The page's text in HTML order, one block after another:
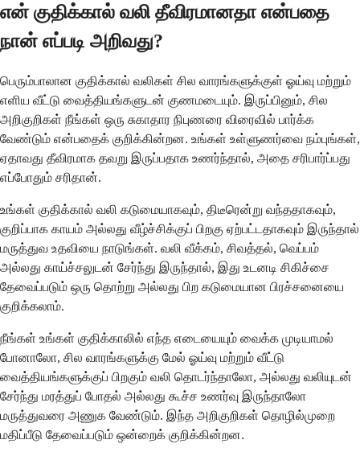
என் குதிக்கால் வலி தீவிரமானதா என்பதை
நான் எப்படி அறிவது?
பெரும்பாலான குதிக்கால் வலிகள் சில வாரங்களுக்குள் ஓய்வு மற்றும்
எளிய வீட்டு வைத்தியங்களுடன் குணமடையும். இருப்பினும், சில
அறிகுறிகள் நீங்கள் ஒரு சுகாதார நிபுணரை விரைவில் பார்க்க
வேண்டும் என்பதைக் குறிக்கின்றன. உங்கள் உள்ளுணர்வை நம்புங்கள்,
ஏதாவது தீவிரமாக தவறு இருப்பதாக உணர்ந்தால், அதை சரிபார்ப்பது
எப்போதும் சரிதான்.
உங்கள் குதிக்கால் வலி கடுமையாகவும், திடீரென்று வந்ததாகவும்,
குறிப்பாக காயம் அல்லது வீழ்ச்சிக்குப் பிறகு ஏற்பட்டதாகவும் இருந்தால்
மருத்துவ உதவியை நாடுங்கள். வலி ​​வீக்கம், சிவத்தல், வெப்பம்
அல்லது காய்ச்சலுடன் சேர்ந்து இருந்தால், இது உடனடி சிகிச்சை
தேவைப்படும் ஒரு தொற்று அல்லது பிற கடுமையான பிரச்சனையை
குறிக்கலாம்.
நீங்கள் உங்கள் குதிக்காலில் எந்த எடையையும் வைக்க முடியாமல்
போனாலோ, சில வாரங்களுக்கு மேல் ஓய்வு மற்றும் வீட்டு
வைத்தியங்களுக்குப் பிறகும் வலி ​​தொடர்ந்தாலோ, அல்லது வலியுடன்
சேர்ந்து மரத்துப் போதல் அல்லது கூச்ச உணர்வு இருந்தாலோ
மருத்துவரை அணுக வேண்டும். இந்த அறிகுறிகள் தொழில்முறை
மதிப்பீடு தேவைப்படும் ஒன்றைக் குறிக்கின்றன.